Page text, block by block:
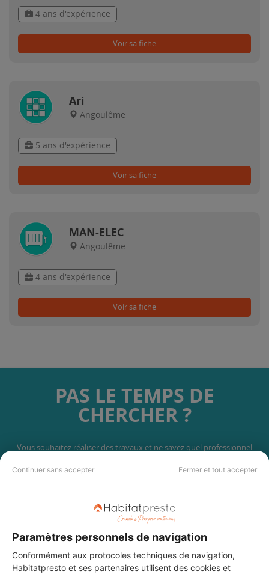
Continuer sans accepter Fermer et tout accepter
Paramètres personnels de navigation
Conformément aux protocoles techniques de navigation,
Habitatpresto et ses partenaires utilisent des cookies et
4 ans d'expérience
Voir sa fiche
Ari
Angoulême
5 ans d'expérience
Voir sa fiche
MAN-ELEC
Angoulême
4 ans d'expérience
Voir sa fiche
PAS LE TEMPS DE
CHERCHER ?
Vous souhaitez réaliser des travaux et ne savez quel professionnel
professionnels partout en France.
DEMANDER UN DEVIS